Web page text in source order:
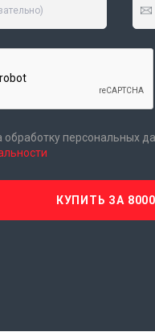
обработку персональных
КУПИТЬ ЗА